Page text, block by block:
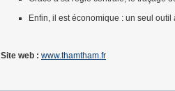
Enfin, il est économique : un seul
Site web : www.thamtham.fr